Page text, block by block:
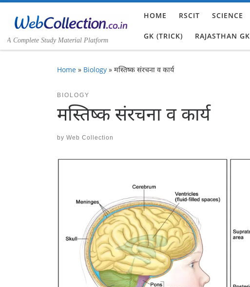
Skip to content
A Complete Study Material Platform
HOME RSCIT SCIENCE
GK (TRICK) RAJASTHAN GK
Home » Biology » मस्तिष्क संरचना व कार्य
BIOLOGY
मस्तिष्क संरचना व कार्य
by Web Collection